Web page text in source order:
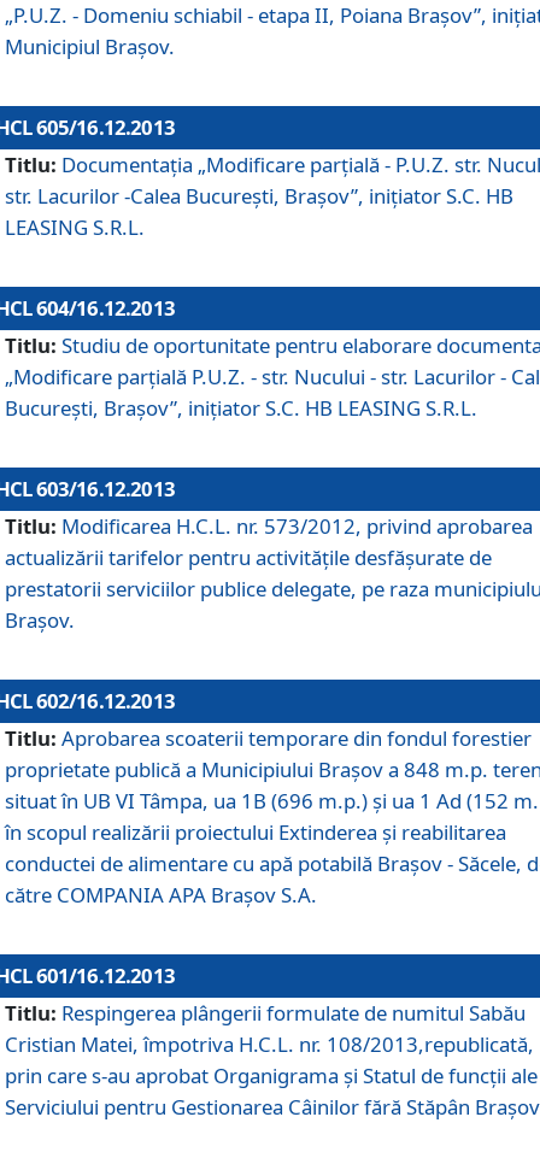
„P.U.Z. - Domeniu schiabil - etapa II, Poiana Braşov”,
Municipiul Braşov.
605/16.12.2013
Titlu: Documentaţia „Modificare parţială - P.U.Z. str.
str. Lacurilor -Calea Bucureşti, Braşov”, iniţiator S.C. HB
LEASING S.R.L.
604/16.12.2013
Titlu: Studiu de oportunitate pentru elaborare
„Modificare parţială P.U.Z. - str. Nucului - str. Lacurilor -
Bucureşti, Braşov”, iniţiator S.C. HB LEASING S.R.L.
603/16.12.2013
Titlu: Modificarea H.C.L. nr. 573/2012, privind aprobarea
actualizării tarifelor pentru activităţile desfăşurate de
prestatorii serviciilor publice delegate, pe raza
Braşov.
602/16.12.2013
Titlu: Aprobarea scoaterii temporare din fondul forestier
proprietate publică a Municipiului Braşov a 848 m.p.
situat în UB VI Tâmpa, ua 1B (696 m.p.) şi ua 1 Ad (152
în scopul realizării proiectului Extinderea şi reabilitarea
conductei de alimentare cu apă potabilă Braşov - Săcele,
către COMPANIA APA Braşov S.A.
601/16.12.2013
Titlu: Respingerea plângerii formulate de numitul Sabău
Cristian Matei, împotriva H.C.L. nr. 108/2013,republicată,
prin care s-au aprobat Organigrama şi Statul de funcţii ale
Serviciului pentru Gestionarea Câinilor fără Stăpân